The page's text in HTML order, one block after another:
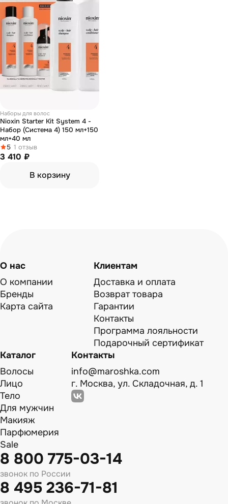
Наборы для волос
Nioxin Starter Kit System 4 -
Набор (Система 4) 150 мл+150
мл+40 мл
5 1 отзыв
3 410 ₽
В корзину
О нас
О компании
Бренды
Карта сайта
Клиентам
Доставка и оплата
Возврат товара
Гарантии
Контакты
Программа лояльности
Подарочный сертификат
Каталог
Волосы
Лицо
Тело
Для мужчин
Макияж
Парфюмерия
Sale
Контакты
info@maroshka.com
г. Москва, ул. Складочная, д. 1
8 800 775-03-14
звонок по России
8 495 236-71-81